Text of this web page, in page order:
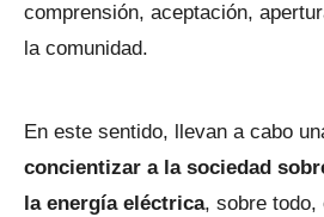
comprensión, aceptación,
la comunidad.
En este sentido, llevan a cabo
concientizar a la sociedad
la energía eléctrica, sobre todo,